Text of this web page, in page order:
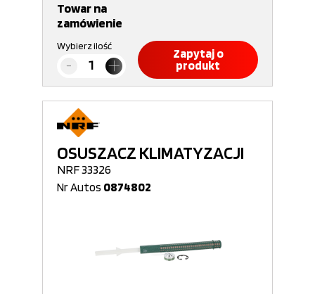
Towar na
zamówienie
Wybierz ilość
Zapytaj o
produkt
OSUSZACZ KLIMATYZACJI
NRF 33326
Nr Autos 0874802